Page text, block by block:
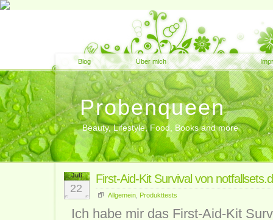
Blog Über mich
Probenqueen
Beauty, Lifestyle, Food, Books and more
Juli
22
First-Aid-Kit Survival von
Allgemein Produkttests
Ich habe mir das First-Aid-Kit